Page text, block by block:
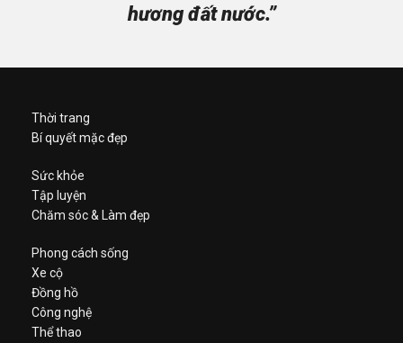
hương đất nước.”
Thời trang
Bí quyết mặc đẹp
Sức khỏe
Tập luyện
Chăm sóc & Làm đẹp
Phong cách sống
Xe cộ
Đồng hồ
Công nghệ
Thể thao